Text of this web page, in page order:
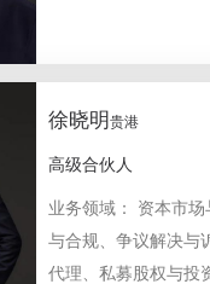
徐晓明贵港
高级合伙人
业务领域： 资本市
与合规、争议解决与
代理、私募股权与投